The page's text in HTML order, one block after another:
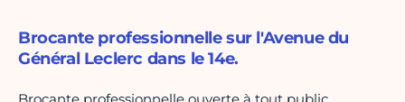
Brocante professionnelle sur l'Avenue du
Général Leclerc dans le 14e.